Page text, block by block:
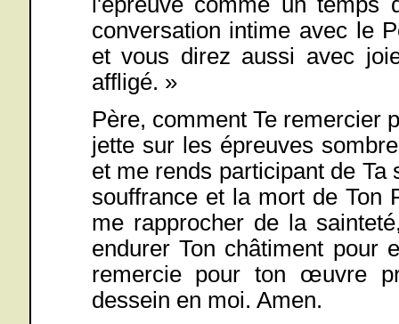
conversation intime avec le
et vous direz aussi avec
affligé. »
Père, comment Te remercier
jette sur les épreuves
et me rends participant de
souffrance et la mort de Ton
me rapprocher de la
endurer Ton châtiment pour
remercie pour ton œuvre
dessein en moi. Amen.